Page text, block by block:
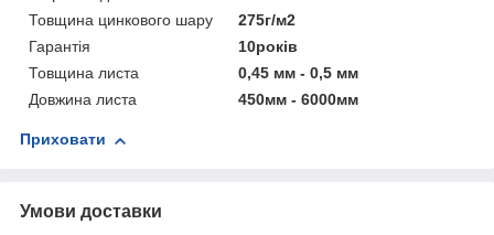
Товщина цинкового шару
275г/м2
Гарантія
10років
Товщина листа
0,45 мм - 0,5 мм
Довжина листа
450мм - 6000мм
Приховати
Умови доставки